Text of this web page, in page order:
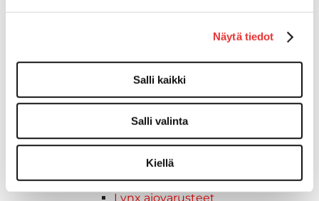
Näytä tiedot
Salli kaikki
Salli valinta
Kiellä
Kelkkavarusteet & tarvikkeet
Ajohanskat
Huoltotarvikkeet
Kelkkatarvikkeet
Kengät
Lynx
Lynx ajovarusteet